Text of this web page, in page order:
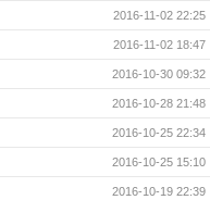
2016-11-02 22:25
2016-11-02 18:47
2016-10-30 09:32
2016-10-28 21:48
2016-10-25 22:34
2016-10-25 15:10
2016-10-19 22:39